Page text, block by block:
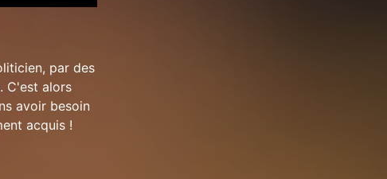
par des
C'est alors
avoir besoin
acquis !